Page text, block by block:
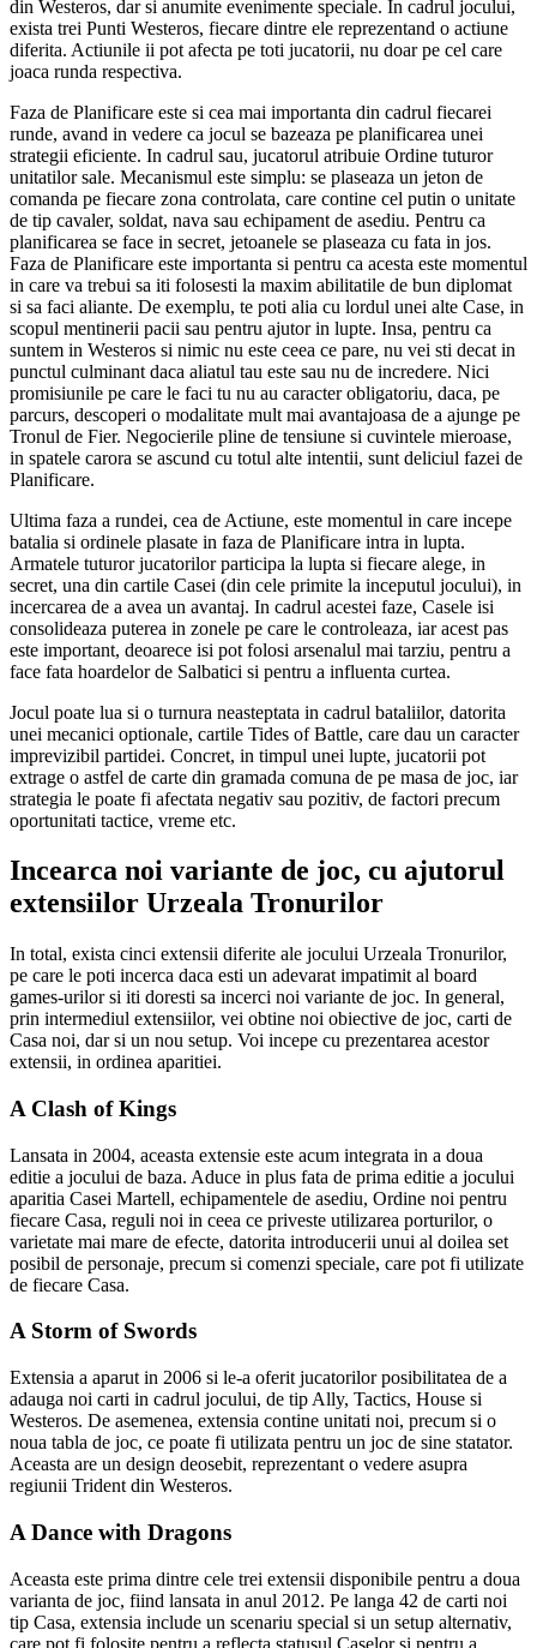
din Westeros, dar si anumite evenimente speciale. In cadrul jocului,
exista trei Punti Westeros, fiecare dintre ele reprezentand o actiune
diferita. Actiunile ii pot afecta pe toti jucatorii, nu doar pe cel care
joaca runda respectiva.
Faza de Planificare este si cea mai importanta din cadrul fiecarei
runde, avand in vedere ca jocul se bazeaza pe planificarea unei
strategii eficiente. In cadrul sau, jucatorul atribuie Ordine tuturor
unitatilor sale. Mecanismul este simplu: se plaseaza un jeton de
comanda pe fiecare zona controlata, care contine cel putin o unitate
de tip cavaler, soldat, nava sau echipament de asediu. Pentru ca
planificarea se face in secret, jetoanele se plaseaza cu fata in jos.
Faza de Planificare este importanta si pentru ca acesta este momentul
in care va trebui sa iti folosesti la maxim abilitatile de bun diplomat
si sa faci aliante. De exemplu, te poti alia cu lordul unei alte Case, in
scopul mentinerii pacii sau pentru ajutor in lupte. Insa, pentru ca
suntem in Westeros si nimic nu este ceea ce pare, nu vei sti decat in
punctul culminant daca aliatul tau este sau nu de incredere. Nici
promisiunile pe care le faci tu nu au caracter obligatoriu, daca, pe
parcurs, descoperi o modalitate mult mai avantajoasa de a ajunge pe
Tronul de Fier. Negocierile pline de tensiune si cuvintele mieroase,
in spatele carora se ascund cu totul alte intentii, sunt deliciul fazei de
Planificare.
Ultima faza a rundei, cea de Actiune, este momentul in care incepe
batalia si ordinele plasate in faza de Planificare intra in lupta.
Armatele tuturor jucatorilor participa la lupta si fiecare alege, in
secret, una din cartile Casei (din cele primite la inceputul jocului), in
incercarea de a avea un avantaj. In cadrul acestei faze, Casele isi
consolideaza puterea in zonele pe care le controleaza, iar acest pas
este important, deoarece isi pot folosi arsenalul mai tarziu, pentru a
face fata hoardelor de Salbatici si pentru a influenta curtea.
Jocul poate lua si o turnura neasteptata in cadrul bataliilor, datorita
unei mecanici optionale, cartile Tides of Battle, care dau un caracter
imprevizibil partidei. Concret, in timpul unei lupte, jucatorii pot
extrage o astfel de carte din gramada comuna de pe masa de joc, iar
strategia le poate fi afectata negativ sau pozitiv, de factori precum
oportunitati tactice, vreme etc.
Incearca noi variante de joc, cu ajutorul
extensiilor Urzeala Tronurilor
In total, exista cinci extensii diferite ale jocului Urzeala Tronurilor,
pe care le poti incerca daca esti un adevarat impatimit al board
games-urilor si iti doresti sa incerci noi variante de joc. In general,
prin intermediul extensiilor, vei obtine noi obiective de joc, carti de
Casa noi, dar si un nou setup. Voi incepe cu prezentarea acestor
extensii, in ordinea aparitiei.
A Clash of Kings
Lansata in 2004, aceasta extensie este acum integrata in a doua
editie a jocului de baza. Aduce in plus fata de prima editie a jocului
aparitia Casei Martell, echipamentele de asediu, Ordine noi pentru
fiecare Casa, reguli noi in ceea ce priveste utilizarea porturilor, o
varietate mai mare de efecte, datorita introducerii unui al doilea set
posibil de personaje, precum si comenzi speciale, care pot fi utilizate
de fiecare Casa.
A Storm of Swords
Extensia a aparut in 2006 si le-a oferit jucatorilor posibilitatea de a
adauga noi carti in cadrul jocului, de tip Ally, Tactics, House si
Westeros. De asemenea, extensia contine unitati noi, precum si o
noua tabla de joc, ce poate fi utilizata pentru un joc de sine statator.
Aceasta are un design deosebit, reprezentant o vedere asupra
regiunii Trident din Westeros.
A Dance with Dragons
Aceasta este prima dintre cele trei extensii disponibile pentru a doua
varianta de joc, fiind lansata in anul 2012. Pe langa 42 de carti noi
tip Casa, extensia include un scenariu special si un setup alternativ,
care pot fi folosite pentru a reflecta statusul Caselor si pentru a